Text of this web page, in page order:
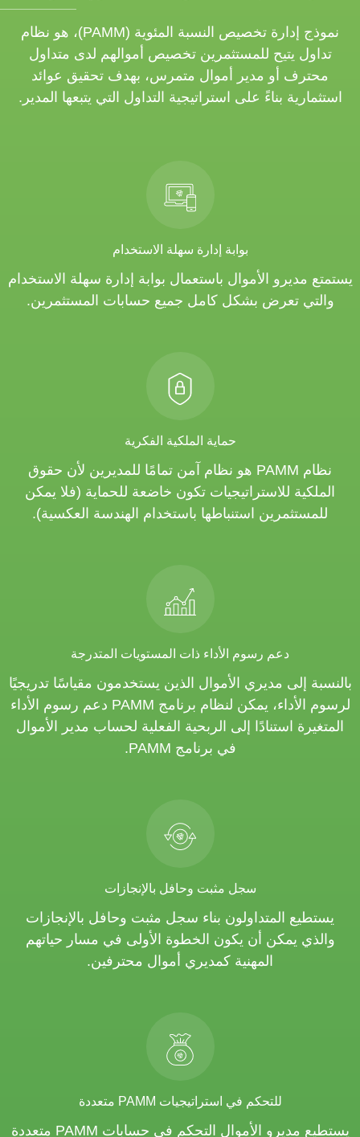
نموذج إدارة تخصيص النسبة المئوية (PAMM)، هو نظام
تداول يتيح للمستثمرين تخصيص أموالهم لدى متداول
محترف أو مدير أموال متمرس، بهدف تحقيق عوائد
استثمارية بناءً على استراتيجية التداول التي يتبعها المدير.
بوابة إدارة سهلة الاستخدام
يستمتع مديرو الأموال باستعمال بوابة إدارة سهلة الاستخدام
والتي تعرض بشكل كامل جميع حسابات المستثمرين.
حماية الملكية الفكرية
نظام PAMM هو نظام آمن تمامًا للمديرين لأن حقوق
الملكية للاستراتيجيات تكون خاضعة للحماية (فلا يمكن
للمستثمرين استنباطها باستخدام الهندسة العكسية).
دعم رسوم الأداء ذات المستويات المتدرجة
بالنسبة إلى مديري الأموال الذين يستخدمون مقياسًا تدريجيًا
لرسوم الأداء، يمكن لنظام برنامج PAMM دعم رسوم الأداء
المتغيرة استنادًا إلى الربحية الفعلية لحساب مدير الأموال
في برنامج PAMM.
سجل مثبت وحافل بالإنجازات
يستطيع المتداولون بناء سجل مثبت وحافل بالإنجازات
والذي يمكن أن يكون الخطوة الأولى في مسار حياتهم
المهنية كمديري أموال محترفين.
للتحكم في استراتيجيات PAMM متعددة
يستطيع مديرو الأموال التحكم في حسابات PAMM متعددة